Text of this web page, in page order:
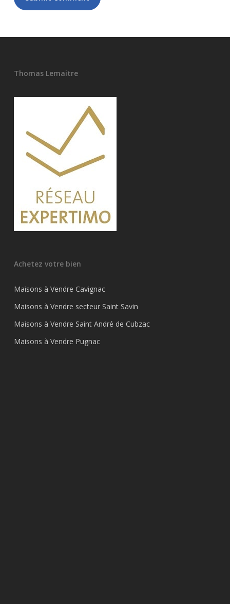
Thomas Lemaitre
Achetez votre bien
Maisons à Vendre Cavignac
Maisons à Vendre secteur Saint Savin
Maisons à Vendre Saint André de Cubzac
Maisons à Vendre Pugnac